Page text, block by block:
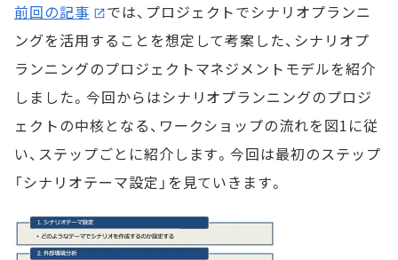
前回の記事
では、プロジェクトでシナリオプランニ
ングを活用することを想定して考案した、シナリオプ
ランニングのプロジェクトマネジメントモデルを紹介
しました。今回からはシナリオプランニングのプロジ
ェクトの中核となる、ワークショップの流れを図1に従
い、ステップごとに紹介します。今回は最初のステップ
「シナリオテーマ設定」を見ていきます。